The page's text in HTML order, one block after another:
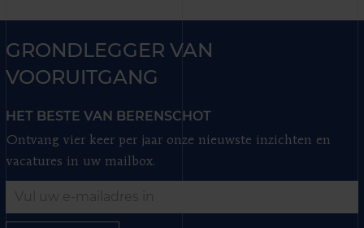
GRONDLEGGER VAN
VOORUITGANG
HET BESTE VAN BERENSCHOT
Ontvang vier keer per jaar onze nieuwste inzichten en
vacatures in uw mailbox.